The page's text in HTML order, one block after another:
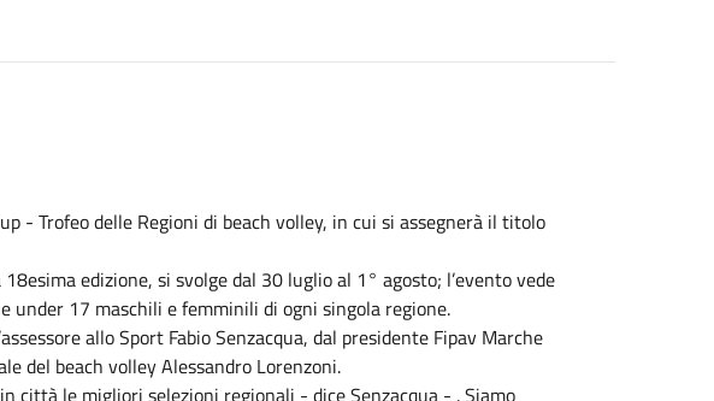
- Trofeo delle Regioni di beach volley, in cui si assegnerà il titolo
edizione, si svolge dal 30 luglio al 1° agosto; l’evento vede
under 17 maschili e femminili di ogni singola regione.
allo Sport Fabio Senzacqua, dal presidente Fipav Marche
del beach volley Alessandro Lorenzoni.
città le migliori selezioni regionali - dice Senzacqua - . Siamo